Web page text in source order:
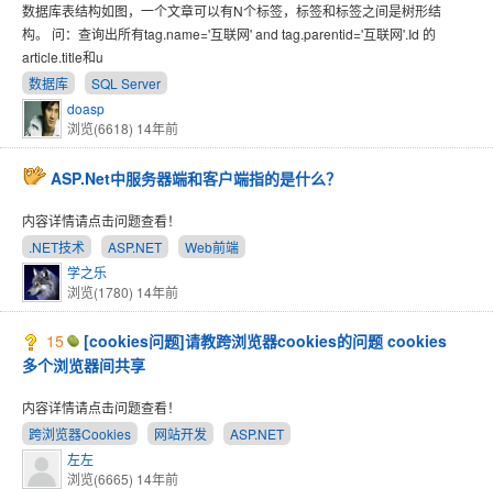
数据库表结构如图，一个文章可以有N个标签，标签和标签之间是树形结
构。 问：查询出所有tag.name='互联网' and tag.parentid='互联网'.Id 的
article.title和u
数据库
SQL Server
doasp
浏览(6618) 14年前
ASP.Net中服务器端和客户端指的是什么？
内容详情请点击问题查看！
.NET技术
ASP.NET
Web前端
学之乐
浏览(1780) 14年前
15
[cookies问题]请教跨浏览器cookies的问题 cookies
多个浏览器间共享
内容详情请点击问题查看！
跨浏览器Cookies
网站开发
ASP.NET
左左
浏览(6665) 14年前